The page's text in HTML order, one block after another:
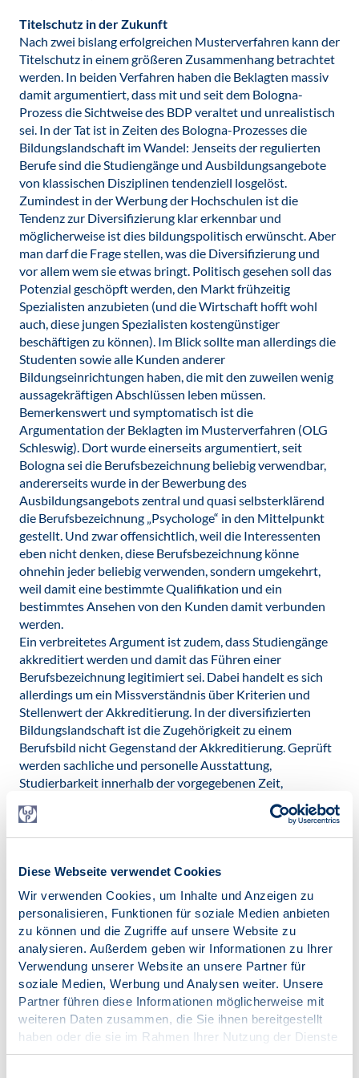
Diese Webseite verwendet Cookies
Wir verwenden Cookies, um Inhalte und Anzeigen zu
personalisieren, Funktionen für soziale Medien anbieten
zu können und die Zugriffe auf unsere Website zu
analysieren. Außerdem geben wir Informationen zu Ihrer
Verwendung unserer Website an unsere Partner für
soziale Medien, Werbung und Analysen weiter. Unsere
Partner führen diese Informationen möglicherweise mit
weiteren Daten zusammen, die Sie ihnen bereitgestellt
haben oder die sie im Rahmen Ihrer Nutzung der Dienste
gesammelt haben.
Titelschutz in der Zukunft
Nach zwei bislang erfolgreichen Musterverfahren kann der
Titelschutz in einem größeren Zusammenhang betrachtet
werden. In beiden Verfahren haben die Beklagten massiv
damit argumentiert, dass mit und seit dem Bologna-
Prozess die Sichtweise des BDP veraltet und unrealistisch
sei. In der Tat ist in Zeiten des Bologna-Prozesses die
Bildungslandschaft im Wandel: Jenseits der regulierten
Berufe sind die Studiengänge und Ausbildungsangebote
von klassischen Disziplinen tendenziell losgelöst.
Zumindest in der Werbung der Hochschulen ist die
Tendenz zur Diversifizierung klar erkennbar und
möglicherweise ist dies bildungspolitisch erwünscht. Aber
man darf die Frage stellen, was die Diversifizierung und
vor allem wem sie etwas bringt. Politisch gesehen soll das
Potenzial geschöpft werden, den Markt frühzeitig
Spezialisten anzubieten (und die Wirtschaft hofft wohl
auch, diese jungen Spezialisten kostengünstiger
beschäftigen zu können). Im Blick sollte man allerdings die
Studenten sowie alle Kunden anderer
Bildungseinrichtungen haben, die mit den zuweilen wenig
aussagekräftigen Abschlüssen leben müssen.
Bemerkenswert und symptomatisch ist die
Argumentation der Beklagten im Musterverfahren (OLG
Schleswig). Dort wurde einerseits argumentiert, seit
Bologna sei die Berufsbezeichnung beliebig verwendbar,
andererseits wurde in der Bewerbung des
Ausbildungsangebots zentral und quasi selbsterklärend
die Berufsbezeichnung „Psychologe“ in den Mittelpunkt
gestellt. Und zwar offensichtlich, weil die Interessenten
eben nicht denken, diese Berufsbezeichnung könne
ohnehin jeder beliebig verwenden, sondern umgekehrt,
weil damit eine bestimmte Qualifikation und ein
bestimmtes Ansehen von den Kunden damit verbunden
werden.
Ein verbreitetes Argument ist zudem, dass Studiengänge
akkreditiert werden und damit das Führen einer
Berufsbezeichnung legitimiert sei. Dabei handelt es sich
allerdings um ein Missverständnis über Kriterien und
Stellenwert der Akkreditierung. In der diversifizierten
Bildungslandschaft ist die Zugehörigkeit zu einem
Berufsbild nicht Gegenstand der Akkreditierung. Geprüft
werden sachliche und personelle Ausstattung,
Studierbarkeit innerhalb der vorgegebenen Zeit,
Plausibilität der Darstellung von Arbeitschancen der
Absolventen und hinreichende Beschreibung der Inhalte,
Vermittlungsformen und Prüfungsleistungen. Mit der
jedoch keine Berufsbezeichnung und keine Zugehörigkeit
zu einem Berufsbild und auch keine inhaltliche Verbindung
zum Namen des Studiengangs geprüft. Dadurch sind alle
denkbaren Mischungen bestehender Fachdisziplinen in
Verbindung mit frei gewählten Bezeichnungen des
Studiengangs möglich.
Deshalb muss man kritisch anmerken, dass bei einer
Diversifizierung der Bildungslandschaft, in der mit
Berufszeichnungen geworben wird, vor allem die
werbenden Bildungseinrichtungen profitieren, deren